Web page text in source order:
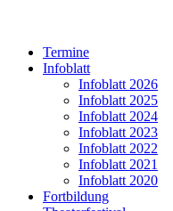
Termine
Infoblatt
Infoblatt 2026
Infoblatt 2025
Infoblatt 2024
Infoblatt 2023
Infoblatt 2022
Infoblatt 2021
Infoblatt 2020
Fortbildung